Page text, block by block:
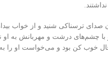
صدای ترسناکی شنید و از خواب
با چشم‌های درشت و مهربانش به او
خوب کن بود و می‌خواست او را